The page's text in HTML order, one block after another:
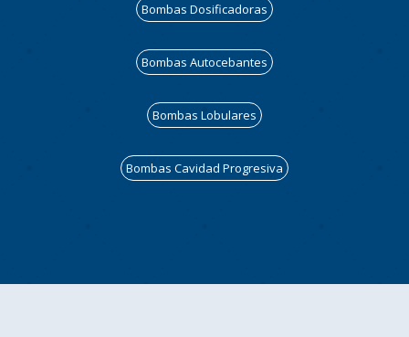
Bombas Dosificadoras
Bombas Autocebantes
Bombas Lobulares
Bombas Cavidad Progresiva